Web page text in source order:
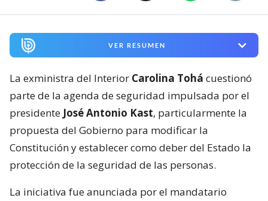
VER RESUMEN
La exministra del Interior Carolina Tohá cuestionó
parte de la agenda de seguridad impulsada por el
presidente José Antonio Kast, particularmente la
propuesta del Gobierno para modificar la
Constitución y establecer como deber del Estado la
protección de la seguridad de las personas.
La iniciativa fue anunciada por el mandatario